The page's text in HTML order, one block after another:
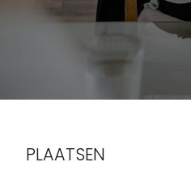
PLAATSEN